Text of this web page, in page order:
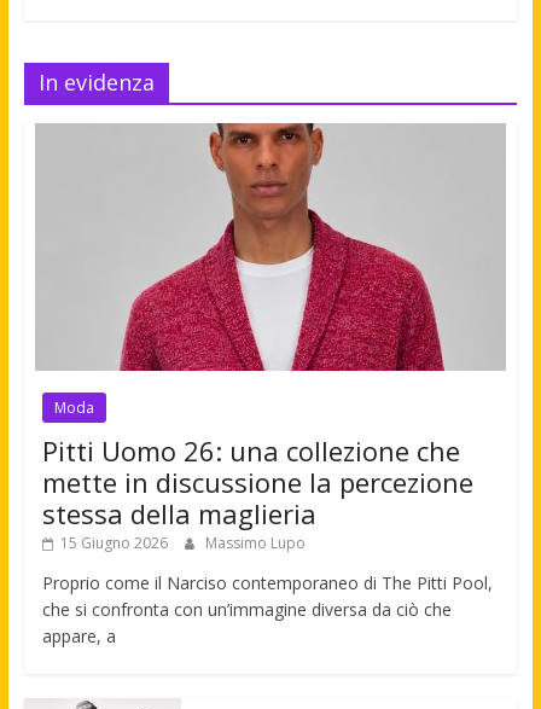
In evidenza
Moda
Pitti Uomo 26: una collezione che
mette in discussione la percezione
stessa della maglieria
15 Giugno 2026 Massimo Lupo
Proprio come il Narciso contemporaneo di The Pitti Pool,
che si confronta con un’immagine diversa da ciò che
appare, a